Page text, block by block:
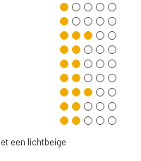
een lichtbeige